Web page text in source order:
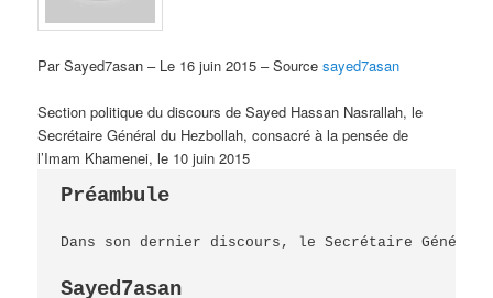
Par Sayed7asan – Le 16 juin 2015 – Sourcesayed7asan
Section politique du discours de Sayed Hassan Nasrallah, le
Secrétaire Général du Hezbollah, consacré à la pensée de
l’Imam Khamenei, le 10 juin 2015
Préambule
Dans son dernier discours, le Secrétaire
Sayed7asan